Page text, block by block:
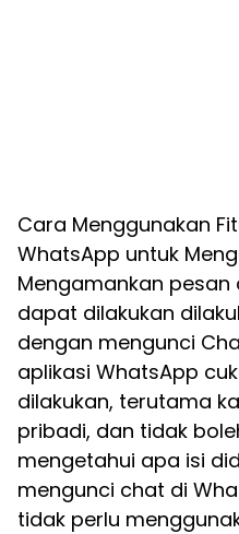
Cara Menggunakan
WhatsApp untuk
Mengamankan
dapat dilakukan
dengan mengunci
aplikasi WhatsApp
dilakukan, terutama
pribadi, dan tidak
mengetahui apa isi
mengunci chat di
tidak perlu